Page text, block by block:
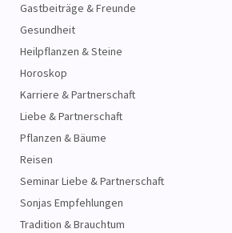
Gastbeiträge & Freunde
Gesundheit
Heilpflanzen & Steine
Horoskop
Karriere & Partnerschaft
Liebe & Partnerschaft
Pflanzen & Bäume
Reisen
Seminar Liebe & Partnerschaft
Sonjas Empfehlungen
Tradition & Brauchtum